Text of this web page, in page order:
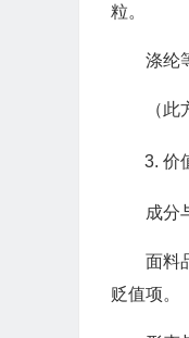
粒。
涤纶
（
价
成分
面料
贬值项。